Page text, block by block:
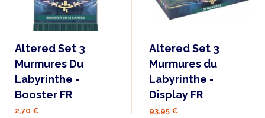
Altered Set 3
Murmures Du
Labyrinthe -
Booster FR
2,70 €
Altered Set 3
Murmures du
Labyrinthe -
Display FR
93,95 €